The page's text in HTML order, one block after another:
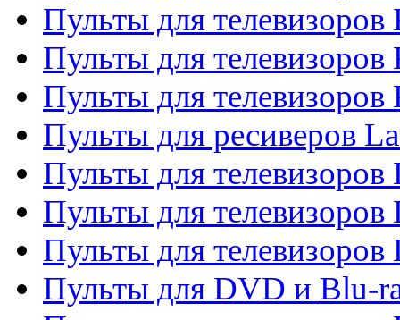
Пульты для телевизоров
Пульты для
Пульты для
Пульты для ресиверов
Пульты для телевизоров
Пульты для телевизоров
Пульты для телевизоров
Пульты для DVD и Blu-